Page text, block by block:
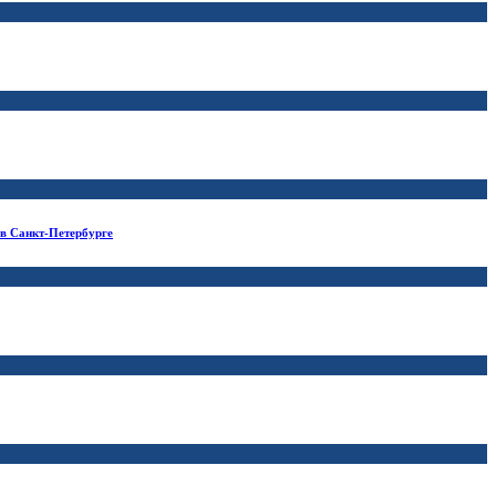
Санкт-Петербурге